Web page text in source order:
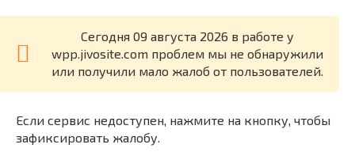
Cегодня 09 августа 2026 в работе у
wpp.jivosite.com проблем мы не обнаружили
или получили мало жалоб от пользователей.
Если сервис недоступен, нажмите на кнопку, чтобы
зафиксировать жалобу.